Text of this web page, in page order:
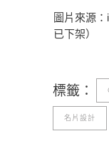
圖片來源
已下架）
標籤：
名片設計